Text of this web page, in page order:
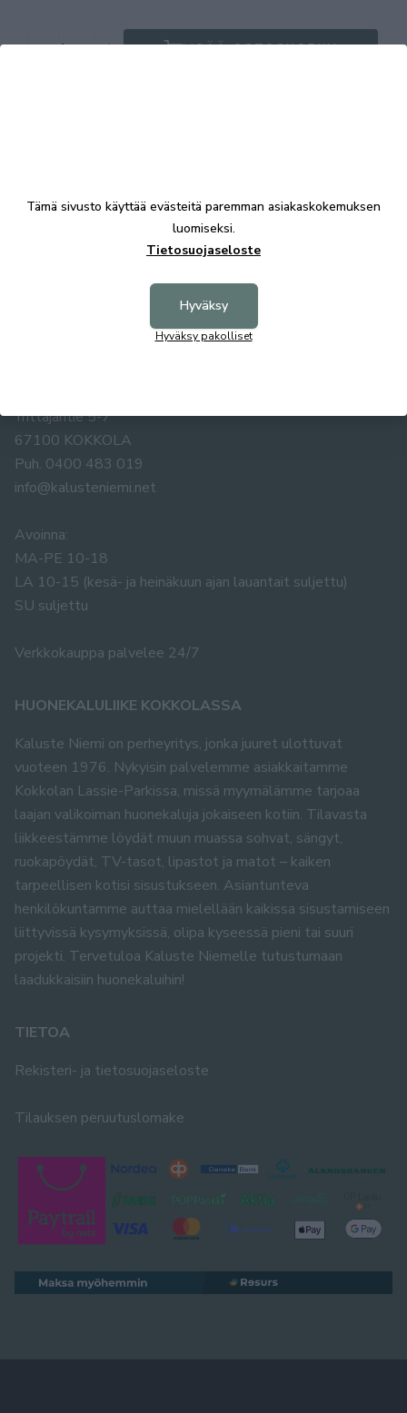
LISÄÄ OSTOSKORIIN
Yrittäjäntie 5-7
67100 KOKKOLA
Puh. 0400 483 019
info@kalusteniemi.net
Avoinna:
MA-PE 10-18
LA 10-15 (kesä- ja heinäkuun ajan lauantait suljettu)
SU suljettu
Verkkokauppa palvelee 24/7
HUONEKALULIIKE KOKKOLASSA
Kaluste Niemi on perheyritys, jonka juuret ulottuvat
vuoteen 1976. Nykyisin palvelemme asiakkaitamme
Kokkolan Lassie-Parkissa, missä myymälämme tarjoaa
laajan valikoiman huonekaluja jokaiseen kotiin. Tilavasta
liikkeestämme löydät muun muassa sohvat, sängyt,
ruokapöydät, TV-tasot, lipastot ja matot – kaiken
tarpeellisen kotisi sisustukseen. Asiantunteva
henkilökuntamme auttaa mielellään kaikissa sisustamiseen
liittyvissä kysymyksissä, olipa kyseessä pieni tai suuri
projekti. Tervetuloa Kaluste Niemelle tutustumaan
laadukkaisiin huonekaluihin!
TIETOA
Rekisteri- ja tietosuojaseloste
Tilauksen peruutuslomake
Tämä sivusto käyttää evästeitä paremman asiakaskokemuksen
luomiseksi.
Tietosuojaseloste
Hyväksy
Hyväksy pakolliset